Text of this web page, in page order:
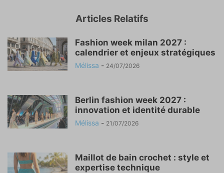
Articles Relatifs
Fashion week milan 2027 :
calendrier et enjeux stratégiques
Mélissa - 24/07/2026
Berlin fashion week 2027 :
innovation et identité durable
Mélissa - 21/07/2026
Maillot de bain crochet : style et
expertise technique